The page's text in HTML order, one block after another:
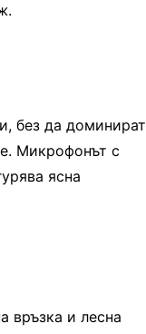
без да доминират
Микрофонът с
ясна
връзка и лесна